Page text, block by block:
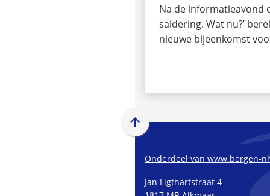
Na de informatieavond
saldering. Wat nu?’
nieuwe bijeenkomst
Scroll
boven
het
Onderdeel van www.bergen-
Jan Ligthartstraat 4